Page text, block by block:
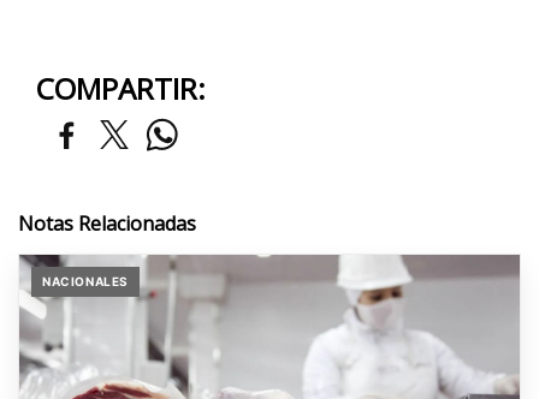
COMPARTIR:
Notas Relacionadas
NACIONALES